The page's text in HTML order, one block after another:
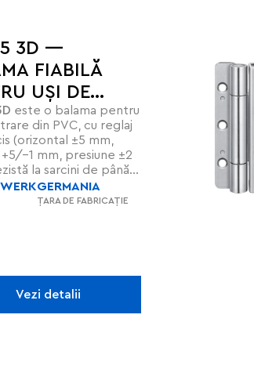
3D —
FIABILĂ
UȘI DE
DIN PVC
din PVC, cu reglaj
(orizontal ±5 mm,
–1 mm, presiune ±2
la sarcini de până
are știft de siguranță
efracției și bucșe
GERMANIA
ȚARA DE FABRICAȚIE
Vezi detalii